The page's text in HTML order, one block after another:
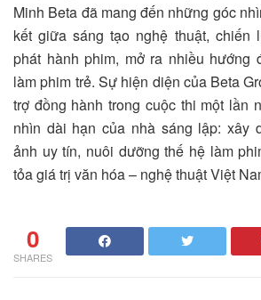
Minh Beta đã mang đến những góc
kết giữa sáng tạo nghệ thuật, chiến
phát hành phim, mở ra nhiều hướng
làm phim trẻ. Sự hiện diện của Beta
trợ đồng hành trong cuộc thi một lần
nhìn dài hạn của nhà sáng lập: xây
ảnh uy tín, nuôi dưỡng thế hệ làm
tỏa giá trị văn hóa – nghệ thuật Việt
0
SHARES